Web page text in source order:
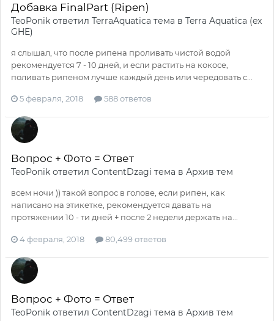
Добавка FinalPart (Ripen)
TeoPonik ответил TerraAquatica тема в Terra Aquatica (ex
GHE)
я слышал, что после рипена проливать чистой водой
рекомендуется 7 - 10 дней, и если растить на кокосе,
поливать рипеном лучше каждый день или чередовать с...
5 февраля, 2018 588 ответов
Вопрос + Фото = Ответ
TeoPonik ответил ContentDzagi тема в Архив тем
всем ночи )) такой вопрос в голове, если рипен, как
написано на этикетке, рекомендуется давать на
протяжении 10 - ти дней + после 2 недели держать на...
4 февраля, 2018 80,499 ответов
Вопрос + Фото = Ответ
TeoPonik ответил ContentDzagi тема в Архив тем